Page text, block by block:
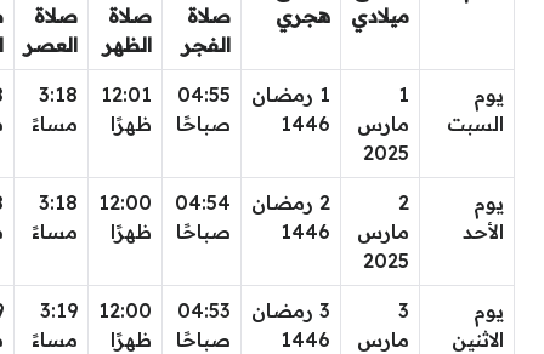
ميلادي
هجري
صلاة
الفجر
صلاة
الظهر
صلاة
العصر
يوم
السبت
1
مارس
2025
1 رمضان
1446
04:55
صباحًا
12:01
ظهرًا
3:18
مساءً
يوم
الأحد
2
مارس
2025
2 رمضان
1446
04:54
صباحًا
12:00
ظهرًا
3:18
مساءً
يوم
الاثنين
3
مارس
3 رمضان
1446
04:53
صباحًا
12:00
ظهرًا
3:19
مساءً